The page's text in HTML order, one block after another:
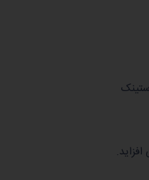
آستینک